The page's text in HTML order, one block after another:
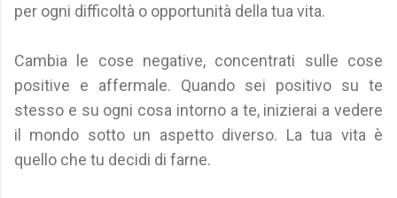
per ogni difficoltà o opportunità della tua vita.
Cambia le cose negative, concentrati sulle cose
positive e affermale. Quando sei positivo su te
stesso e su ogni cosa intorno a te, inizierai a vedere
il mondo sotto un aspetto diverso. La tua vita è
quello che tu decidi di farne.